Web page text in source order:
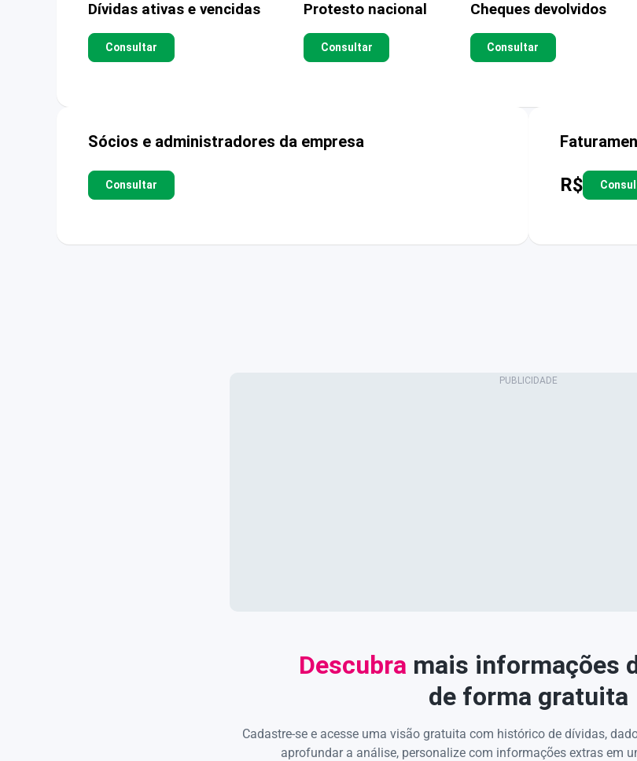
Dívidas ativas e vencidas
Consultar
Protesto nacional
Consultar
Cheques devolvidos
Consultar
Sócios e administradores da empresa
Consultar R$
Descubra mais informações
de forma gratuita
Cadastre-se e acesse uma visão gratuita com histórico de dívidas,
aprofundar a análise, personalize com informações extras em